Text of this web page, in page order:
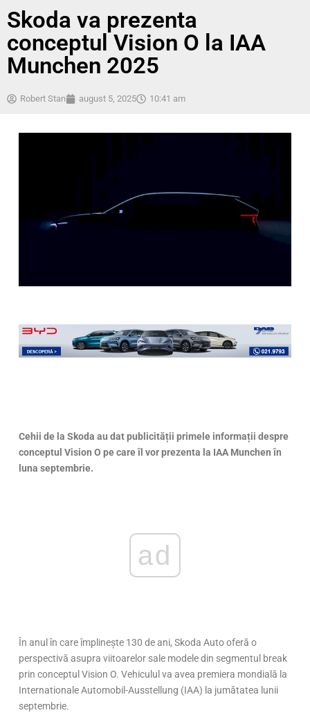
Skoda va prezenta
conceptul Vision O la IAA
Munchen 2025
Robert Stan august 5, 2025 10:41 am
Cehii de la Skoda au dat publicității primele informații despre
conceptul Vision O pe careî l vor prezenta la IAA Munchenîn
luna septembrie.
ad
În anul în care împlinește 130 de ani, Skoda Auto oferă o
perspectivă asupra viitoarelor sale modele din segmentul break
prin conceptul Vision O. Vehiculul va avea premiera mondială la
Internationale Automobil-Ausstellung (IAA) la jumătatea lunii
septembrie.